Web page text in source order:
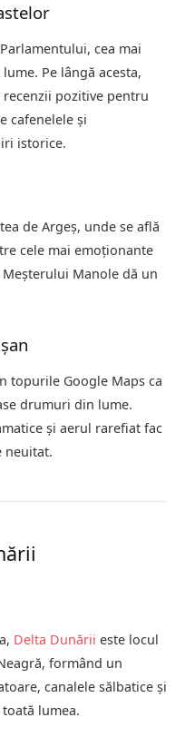
cea mai
Pe lângă acesta,
pozitive pentru
cafenelele și
istorice.
de Argeș, unde se află
cele mai emoționante
Manole dă un
topurile Google Maps ca
drumuri din lume.
și aerul rarefiat fac
neuitat.
Delta Dunării este locul
formând un
canalele sălbatice și
lumea.